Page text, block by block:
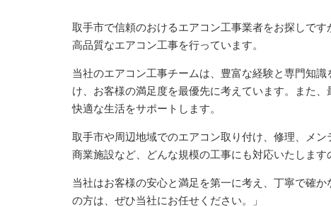
取手市で信頼のおけるエアコン工事業者をお探しで
高品質なエアコン工事を行っています。
当社のエアコン工事チームは、豊富な経験と専門知
け、お客様の満足度を最優先に考えています。また
快適な生活をサポートします。
取手市や周辺地域でのエアコン取り付け、修理、メ
商業施設など、どんな規模の工事にも対応いたします
当社はお客様の安心と満足を第一に考え、丁寧で確
の方は、ぜひ当社にお任せください。」